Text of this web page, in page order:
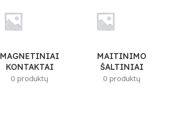
MAGNETINIAI
KONTAKTAI
0 produktų
MAITINIMO
ŠALTINIAI
0 produktų